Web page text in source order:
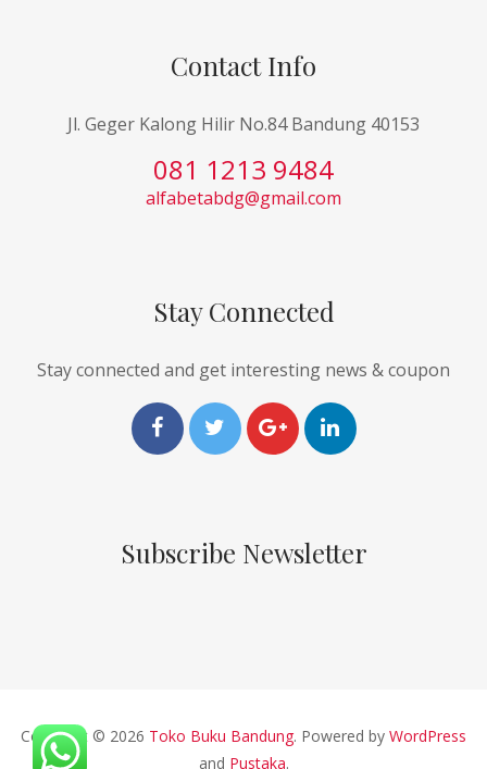
Contact Info
Jl. Geger Kalong Hilir No.84 Bandung 40153
081 1213 9484
alfabetabdg@gmail.com
Stay Connected
Stay connected and get interesting news & coupon
Subscribe Newsletter
Copyright © 2026 Toko Buku Bandung. Powered by WordPress
and Pustaka.